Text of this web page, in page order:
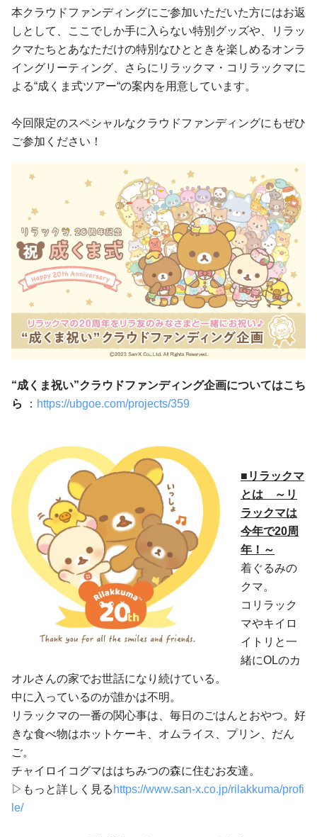
本クラウドファンディングにご参加いただいた方にはお返
しとして、ここでしか手に入らない特別グッズや、リラッ
クマたちとあなただけの特別なひとときを楽しめるオンラ
イングリーティング、さらにリラックマ・コリラックマに
よる“成くま式ツアー“の案内を用意しています。
今回限定のスペシャルなクラウドファンディングにもぜひ
ご参加ください！
“成くま祝い”クラウドファンディング企画についてはこち
ら
： https://ubgoe.com/projects/359
■リラックマ
とは ～リ
ラックマは
今年で20周
年！～
着ぐるみの
クマ。
コリラック
マやキイロ
イトリと一
緒にOLのカ
オルさんの家でお世話になり続けている。
中に入っているのが誰かは不明。
リラックマの一番の関心事は、毎日のごはんとおやつ。好
きな食べ物はホットケーキ、オムライス、プリン、だん
ご。
チャイロイコグマははちみつの森に住むお友達。
▷もっと詳しく見る https://www.san-x.co.jp/rilakkuma/profi
le/